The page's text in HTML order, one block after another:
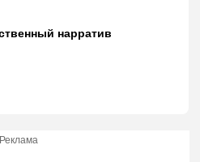
нарратив
Реклама